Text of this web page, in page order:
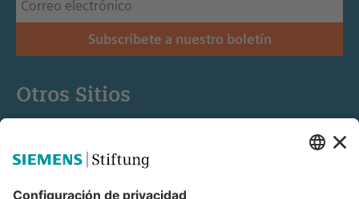
Subscríbete a nuestro boletín
Otros Sitios
Educación STEM